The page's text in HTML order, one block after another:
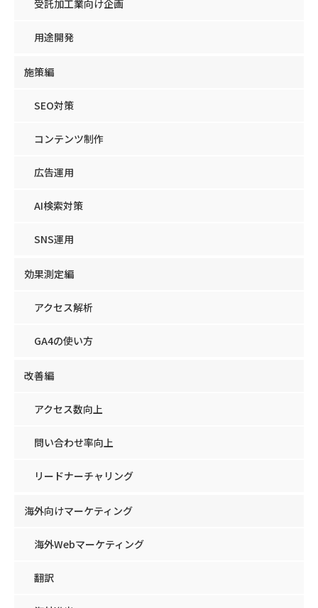
受託加工業向け企画
用途開発
施策編
SEO対策
コンテンツ制作
広告運用
AI検索対策
SNS運用
効果測定編
アクセス解析
GA4の使い方
改善編
アクセス数向上
問い合わせ率向上
リードナーチャリング
海外向けマーケティング
海外Webマーケティング
翻訳